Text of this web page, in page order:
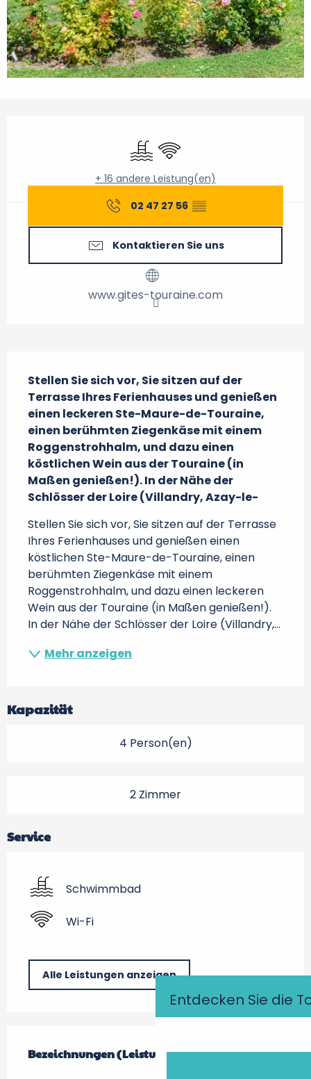
Entdecken Sie die
Schwimmbad
Wi-Fi
+ 16 andere Leistung(en)
02 47 27 56 ▒▒
Kontaktieren Sie uns
www.gites-touraine.com
Stellen Sie sich vor, Sie sitzen auf der
Terrasse Ihres Ferienhauses und genießen
einen leckeren Ste-Maure-de-Touraine,
einen berühmten Ziegenkäse mit einem
Roggenstrohhalm, und dazu einen
köstlichen Wein aus der Touraine (in
Maßen genießen!). In der Nähe der
Schlösser der Loire (Villandry, Azay-le-
Stellen Sie sich vor, Sie sitzen auf der Terrasse
Ihres Ferienhauses und genießen einen
köstlichen Ste-Maure-de-Touraine, einen
berühmten Ziegenkäse mit einem
Roggenstrohhalm, und dazu einen leckeren
Wein aus der Touraine (in Maßen genießen!).
In der Nähe der Schlösser der Loire (Villandry,...
Mehr anzeigen
Kapazität
4 Person(en)
2 Zimmer
Service
Schwimmbad
Wi-Fi
Alle Leistungen anzeigen
Bezeichnungen (Leistungsmerkmale)
Bezeichnungen (Leistungsmerkmale)